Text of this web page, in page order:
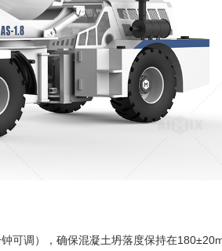
可调），确保混凝土坍落度保持在